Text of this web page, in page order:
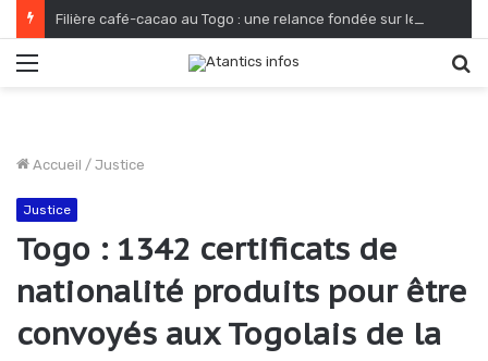
Accueil / Justice
Justice
Togo : 1342 certificats de
nationalité produits pour être
convoyés aux Togolais de la